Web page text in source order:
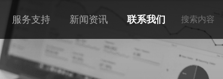
服务支持 新闻资讯 联系我们